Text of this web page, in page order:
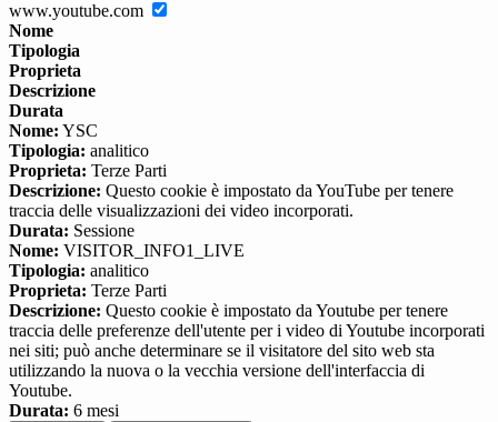
www.youtube.com
Nome
Tipologia
Proprieta
Descrizione
Durata
Nome: YSC
Tipologia: analitico
Proprieta: Terze Parti
Descrizione: Questo cookie è impostato da YouTube per tenere
traccia delle visualizzazioni dei video incorporati.
Durata: Sessione
Nome: VISITOR_INFO1_LIVE
Tipologia: analitico
Proprieta: Terze Parti
Descrizione: Questo cookie è impostato da Youtube per tenere
traccia delle preferenze dell'utente per i video di Youtube incorporati
nei siti; può anche determinare se il visitatore del sito web sta
utilizzando la nuova o la vecchia versione dell'interfaccia di
Youtube.
Durata: 6 mesi